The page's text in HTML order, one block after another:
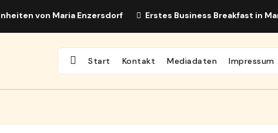
von Maria Enzersdorf Erstes Business Breakfast in
Start Kontakt Mediadaten Impressum